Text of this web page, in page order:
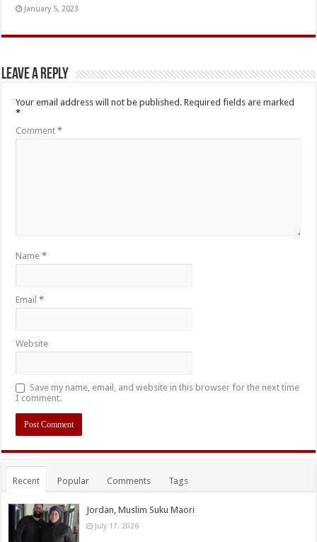
January 5, 2023
Leave a Reply
Your email address will not be published. Required fields are marked
*
Comment*
Name*
Email*
Website
Save my name, email, and website in this browser for the next time
I comment.
Recent Popular Comments Tags
Jordan, Muslim Suku Maori
July 17, 2026